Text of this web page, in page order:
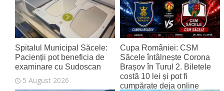
Spitalul Municipal Săcele:
Pacienții pot beneficia de
examinare cu Sudoscan
5 August 2026
Cupa României: CSM
Săcele întâlnește Corona
Brașov în Turul 2. Biletele
costă 10 lei și pot fi
cumpărate deja online